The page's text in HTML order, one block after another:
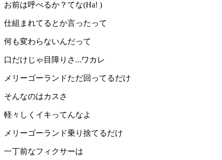
お前は呼べるか？てな(Ha! )
仕組まれてるとか言ったって
何も変わらないんだって
口だけじゃ目障りさ...ワカレ
メリーゴーランドただ回ってるだけ
そんなのはカスさ
軽々しくイキってんなよ
メリーゴーランド乗り捨てるだけ
一丁前なフィクサーは